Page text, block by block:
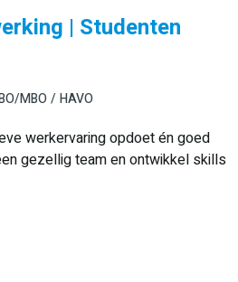
| Studenten
MBO HAVO
werkervaring opdoet én goed
gezellig team en ontwikkel skills